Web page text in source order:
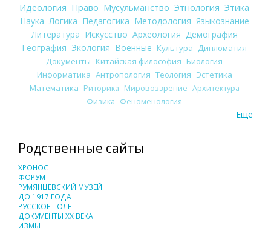
Идеология Право Мусульманство Этнология Этика
Наука Логика Педагогика Методология Языкознание
Литература Искусство Археология Демография
География Экология Военные Культура
Дипломатия
Документы Китайская философия Биология
Информатика Антропология Теология Эстетика
Математика Риторика Мировоззрение Архитектура
Физика Феноменология
Еще
Родственные сайты
ХРОНОС
ФОРУМ
РУМЯНЦЕВСКИЙ МУЗЕЙ
ДО 1917 ГОДА
РУССКОЕ ПОЛЕ
ДОКУМЕНТЫ XX ВЕКА
ИЗМЫ